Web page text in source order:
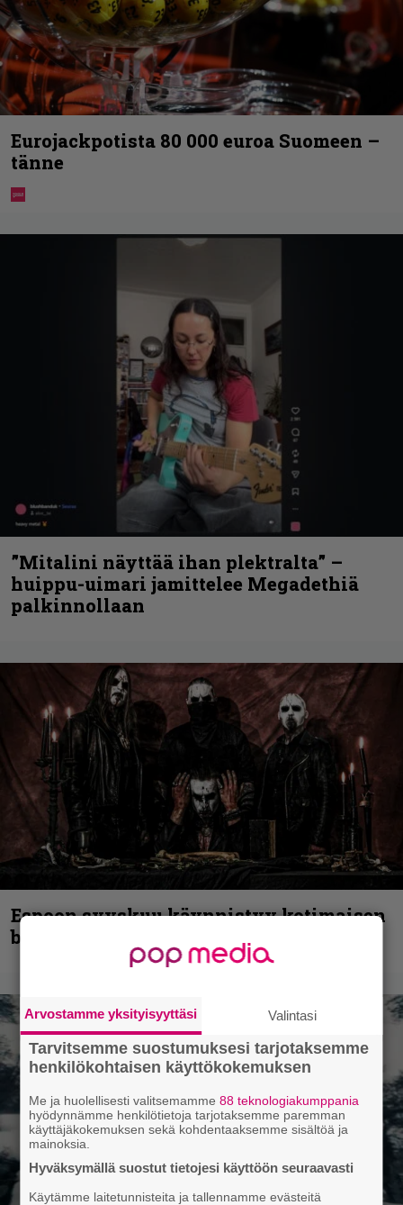
Eurojackpotista 80 000 euroa Suomeen –
tänne
”Mitalini näyttää ihan plektralta” –
huippu-uimari jamittelee Megadethiä
palkinnollaan
Espoon syyskuu käynnistyy kotimaisen
black metalin merkeissä
Arvostamme yksityisyyttäsi Valintasi
Tarvitsemme suostumuksesi tarjotaksemme
henkilökohtaisen käyttökokemuksen
Me ja huolellisesti valitsemamme88 teknologiakumppania
hyödynnämme henkilötietoja tarjotaksemme paremman
käyttäjäkokemuksen sekä kohdentaaksemme sisältöä ja
mainoksia.
Hyväksymällä suostut tietojesi käyttöön seuraavasti
Käytämme laitetunnisteita ja tallennamme evästeitä